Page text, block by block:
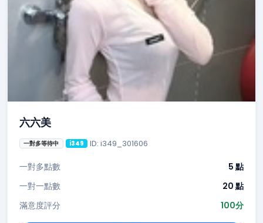
六六美
一對多等待中 i349 ID: i349_301606
一對多點數
5 點
一對一點數
20 點
滿意度評分
100分